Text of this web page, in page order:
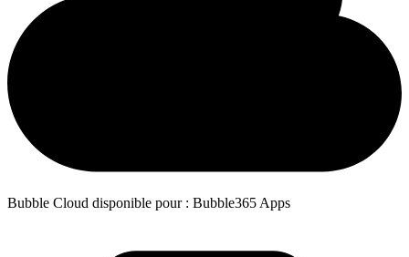
Bubble Cloud disponible pour : Bubble365 Apps